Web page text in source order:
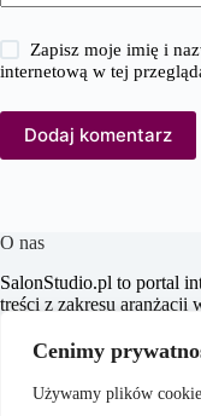
Cenimy
Używamy plików
Zapisz moje imię i
internetową w tej
Dodaj komentarz
O nas
SalonStudio.pl to portal
treści z zakresu aranżacji
celem jest dostarczanie
porad oraz inspiracji,
tworzeniu